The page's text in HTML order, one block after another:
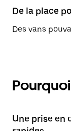
De la place
Des vans
Une prise en